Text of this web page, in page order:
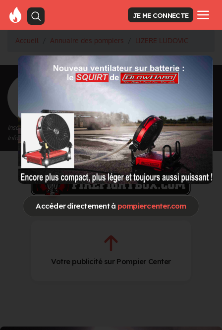
Accéder directement à pompiercenter.com
JE ME CONNECTE
Accueil Annuaire des pompiers LIZERE LUDOVIC
<Retour à la liste des pompiers
LIZERE LUDOVIC
Inscrit depuis le 03/08/2021 à 15:39
Informations mises à jour le 03/08/2021 à 15:39
Votre publicité sur Pompier Center